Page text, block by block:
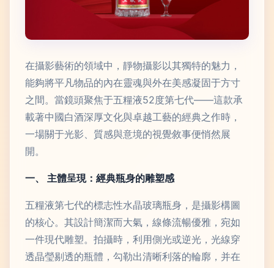
在攝影藝術的領域中，靜物攝影以其獨特的魅力，
能夠將平凡物品的內在靈魂與外在美感凝固于方寸
之間。當鏡頭聚焦于五糧液52度第七代——這款承
載著中國白酒深厚文化與卓越工藝的經典之作時，
一場關于光影、質感與意境的視覺敘事便悄然展
開。
一、 主體呈現：經典瓶身的雕塑感
五糧液第七代的標志性水晶玻璃瓶身，是攝影構圖
的核心。其設計簡潔而大氣，線條流暢優雅，宛如
一件現代雕塑。拍攝時，利用側光或逆光，光線穿
透晶瑩剔透的瓶體，勾勒出清晰利落的輪廓，并在